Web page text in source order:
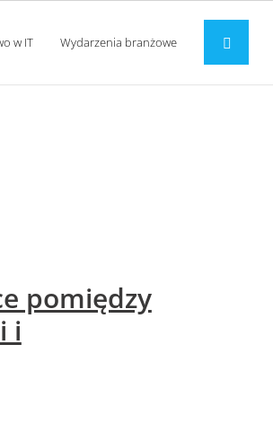
w IT Wydarzenia branżowe
pomiędzy
i